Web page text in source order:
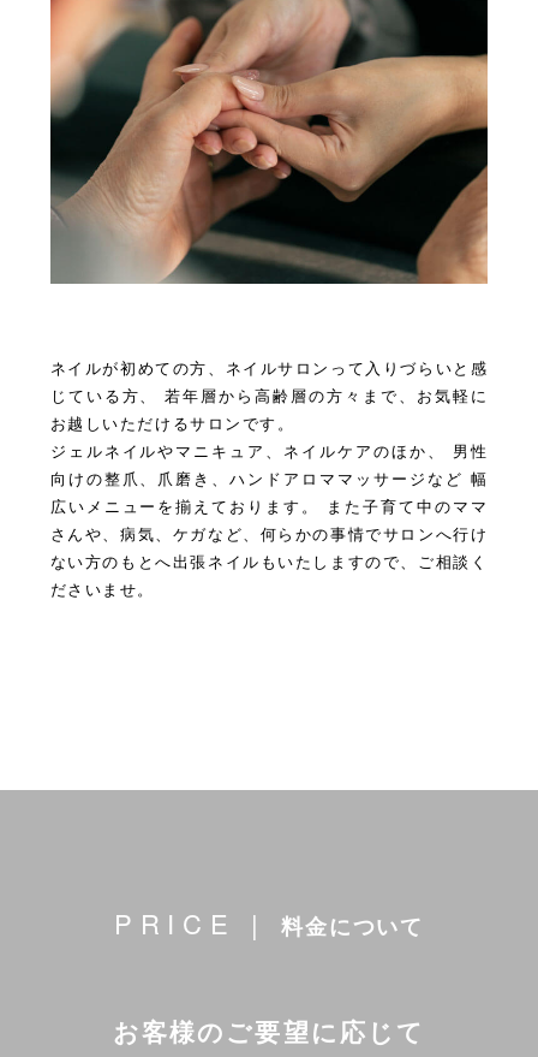
ネイルが初めての方、ネイルサロンって入りづらいと感
じている方、 若年層から高齢層の方々まで、お気軽に
お越しいただけるサロンです。
ジェルネイルやマニキュア、ネイルケアのほか、 男性
向けの整爪、爪磨き、ハンドアロママッサージなど 幅
広いメニューを揃えております。 また子育て中のママ
さんや、病気、ケガなど、何らかの事情でサロンへ行け
ない方のもとへ出張ネイルもいたしますので、ご相談く
ださいませ。
PRICE |料金について
お客様のご要望に応じて